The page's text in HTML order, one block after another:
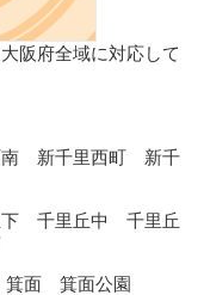
阪府全域に対応して
新千里西町 新千
下 千里丘中 千里丘
箕面 箕面公園